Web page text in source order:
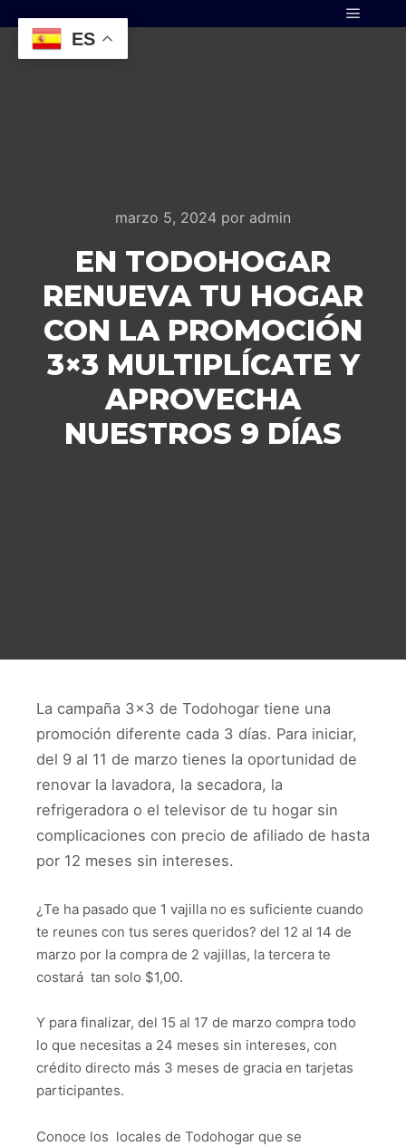
marzo 5, 2024 por admin
EN TODOHOGAR
RENUEVA TU HOGAR
CON LA PROMOCIÓN
3×3 MULTIPLÍCATE Y
APROVECHA
NUESTROS 9 DÍAS
La campaña 3×3 de Todohogar tiene una
promoción diferente cada 3 días. Para iniciar,
del 9 al 11 de marzo tienes la oportunidad de
renovar la lavadora, la secadora, la
refrigeradora o el televisor de tu hogar sin
complicaciones con precio de afiliado de hasta
por 12 meses sin intereses.
¿Te ha pasado que 1 vajilla no es suficiente cuando
te reunes con tus seres queridos? del 12 al 14 de
marzo por la compra de 2 vajillas, la tercera te
costará tan solo $1,00.
Y para finalizar, del 15 al 17 de marzo compra todo
lo que necesitas a 24 meses sin intereses, con
crédito directo más 3 meses de gracia en tarjetas
participantes.
Conoce los locales de Todohogar que se
ES